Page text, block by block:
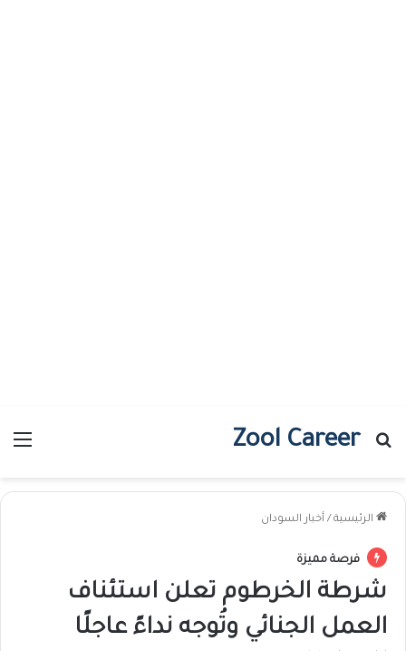
Zool Career
بحث عن
الرئيسية / أخبار السودان
فرصة مميزة
شرطة الخرطوم تعلن استئناف
العمل الجنائي وتُوجه نداءً عاجلًا